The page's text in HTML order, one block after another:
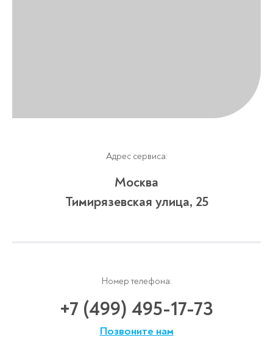
Адрес сервиса:
Москва
Тимирязевская улица, 25
Номер телефона:
+7 (499) 495-17-73
Позвоните нам